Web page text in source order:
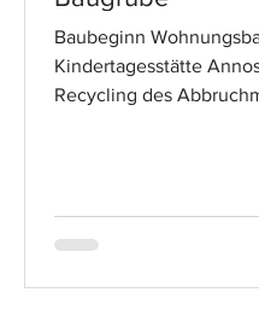
Baubeginn
Kindertagesstätte
Recycling des